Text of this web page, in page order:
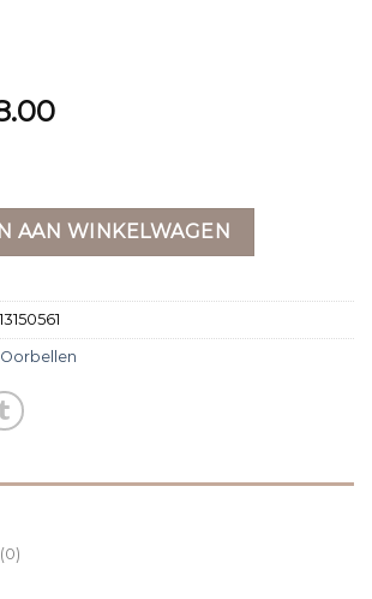
aantal
AAN WINKELWAGEN